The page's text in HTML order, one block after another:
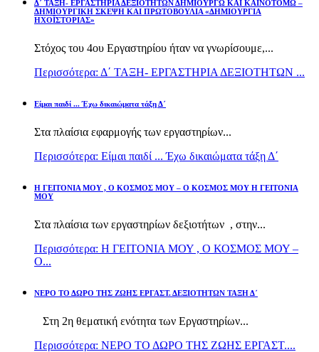
Δ΄ ΤΑΞΗ- ΕΡΓΑΣΤΗΡΙΑ ΔΕΞΙΟΤΗΤΩΝ ΔΗΜΙΟΥΡΓΩ ΚΑΙ ΚΑΙΝΟΤΟΜΩ –
ΔΗΜΙΟΥΡΓΙΚΗ ΣΚΕΨΗ ΚΑΙ ΠΡΩΤΟΒΟΥΛΙΑ «ΔΗΜΙΟΥΡΓΙΑ
ΗΧΟΪΣΤΟΡΙΑΣ»
Στόχος του 4ου Εργαστηρίου ήταν να γνωρίσουμε,...
Περισσότερα: Δ΄ ΤΑΞΗ- ΕΡΓΑΣΤΗΡΙΑ ΔΕΞΙΟΤΗΤΩΝ ...
Είμαι παιδί ... Έχω δικαιώματα τάξη Δ΄
Στα πλαίσια εφαρμογής των εργαστηρίων...
Περισσότερα: Είμαι παιδί ... Έχω δικαιώματα τάξη Δ΄
Η ΓΕΙΤΟΝΙΑ ΜΟΥ , Ο ΚΟΣΜΟΣ ΜΟΥ – Ο ΚΟΣΜΟΣ ΜΟΥ Η ΓΕΙΤΟΝΙΑ
ΜΟΥ
Στα πλαίσια των εργαστηρίων δεξιοτήτων , στην...
Περισσότερα: Η ΓΕΙΤΟΝΙΑ ΜΟΥ , Ο ΚΟΣΜΟΣ ΜΟΥ –
Ο...
ΝΕΡΟ ΤΟ ΔΩΡΟ ΤΗΣ ΖΩΗΣ ΕΡΓΑΣΤ. ΔΕΞΙΟΤΗΤΩΝ ΤΑΞΗ Δ΄
Στη 2η θεματική ενότητα των Εργαστηρίων...
Περισσότερα: ΝΕΡΟ ΤΟ ΔΩΡΟ ΤΗΣ ΖΩΗΣ ΕΡΓΑΣΤ....